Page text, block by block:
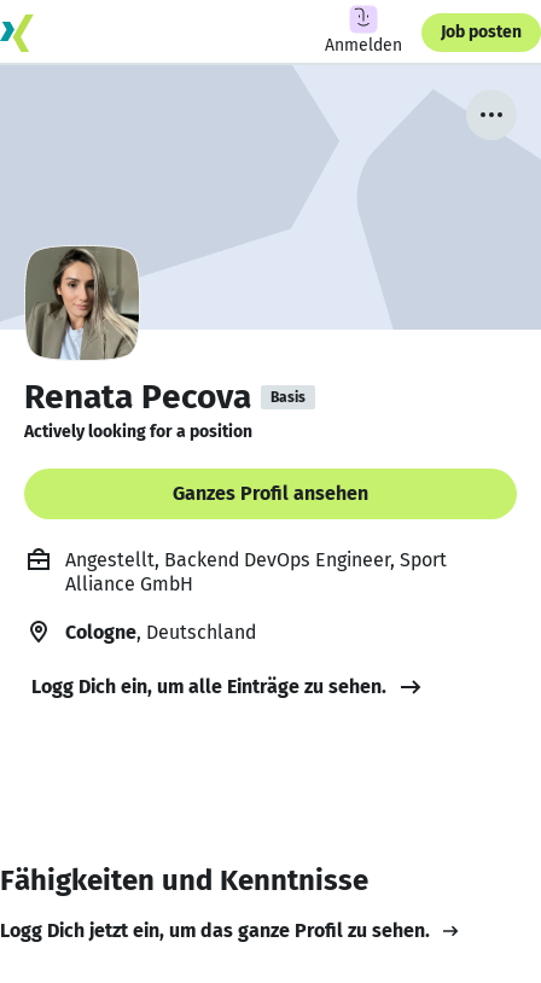
Anmelden
Job posten
Renata Pecova Basis
Actively looking for a position
Ganzes Profil ansehen
Angestellt, Backend DevOps Engineer, Sport
Alliance GmbH
Cologne, Deutschland
Logg Dich ein, um alle Einträge zu sehen.
Fähigkeiten und Kenntnisse
Logg Dich jetzt ein, um das ganze Profil zu sehen.